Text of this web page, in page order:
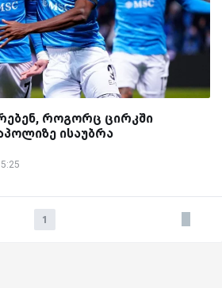
როგორც ცირკში
ისაუბრა
1